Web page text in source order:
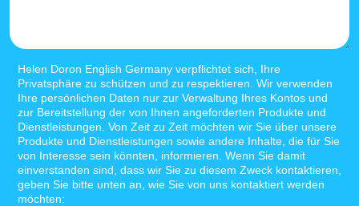
Helen Doron English Germany verpflichtet sich, Ihre
Privatsphäre zu schützen und zu respektieren. Wir verwenden
Ihre persönlichen Daten nur zur Verwaltung Ihres Kontos und
zur Bereitstellung der von Ihnen angeforderten Produkte und
Dienstleistungen. Von Zeit zu Zeit möchten wir Sie über unsere
Produkte und Dienstleistungen sowie andere Inhalte, die für Sie
von Interesse sein könnten, informieren. Wenn Sie damit
einverstanden sind, dass wir Sie zu diesem Zweck kontaktieren,
geben Sie bitte unten an, wie Sie von uns kontaktiert werden
möchten: